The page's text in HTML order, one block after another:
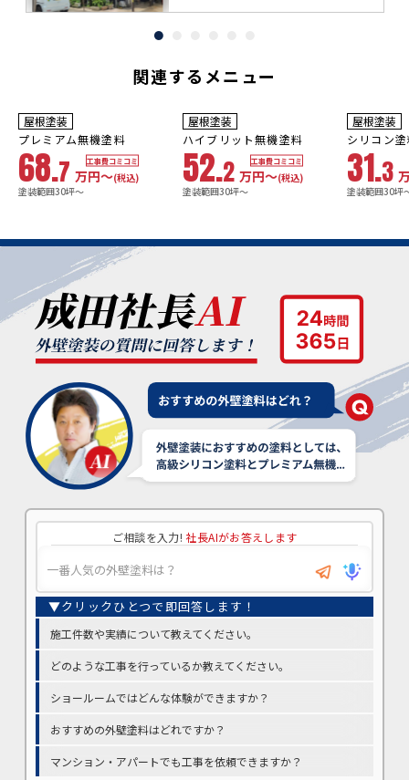
関連するメニュー
耐用年数
18~23年
屋根塗装
プレミアム無機塗料
68.7 万円〜(税込)
工事費コミコミ
塗装範囲30坪～
耐用年数
13~18年
屋根塗装
ハイブリット無機塗料
52.2 万円〜(税込)
工事費コミコミ
塗装範囲30坪～
耐用年数
8年
屋根塗装
シリコン
31.3
塗装範囲30坪
ご相談を入力! 社長AIがお答えします
施工件数や実績について教えてください。
どのような工事を行っているか教えてください。
ショールームではどんな体験ができますか？
おすすめの外壁塗料はどれですか？
マンション・アパートでも工事を依頼できますか？